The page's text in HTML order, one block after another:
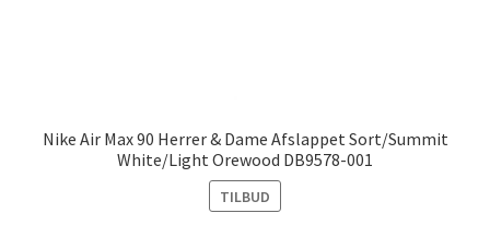
Nike Air Max 90 Herrer & Dame Afslappet Sort/Summit
White/Light Orewood DB9578-001
TILBUD